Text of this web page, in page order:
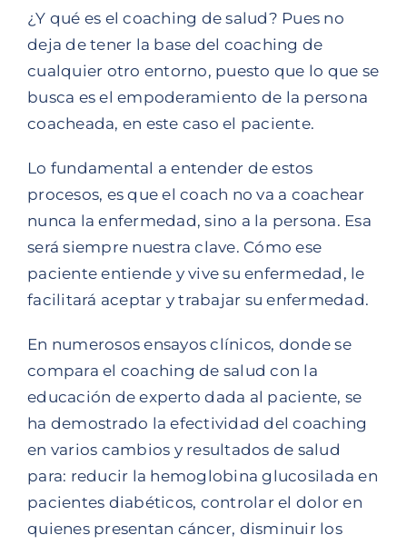
¿Y qué es el coaching de salud? Pues no
deja de tener la base del coaching de
cualquier otro entorno, puesto que lo que se
busca es el empoderamiento de la persona
coacheada, en este caso el paciente.
Lo fundamental a entender de estos
procesos, es que el coach no va a coachear
nunca la enfermedad, sino a la persona. Esa
será siempre nuestra clave. Cómo ese
paciente entiende y vive su enfermedad, le
facilitará aceptar y trabajar su enfermedad.
En numerosos ensayos clínicos, donde se
compara el coaching de salud con la
educación de experto dada al paciente, se
ha demostrado la efectividad del coaching
en varios cambios y resultados de salud
para: reducir la hemoglobina glucosilada en
pacientes diabéticos, controlar el dolor en
quienes presentan cáncer, disminuir los